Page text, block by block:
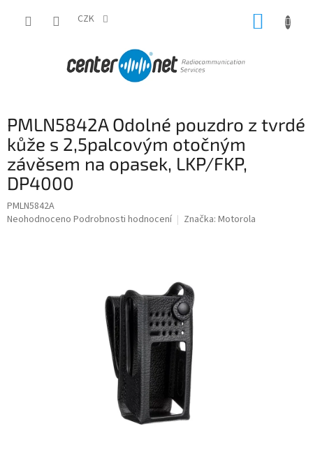
CZK
PMLN5842A Odolné pouzdro z tvrdé
kůže s 2,5palcovým otočným
závěsem na opasek, LKP/FKP,
DP4000
PMLN5842A
Průměrné
Neohodnoceno Podrobnosti hodnocení Značka: Motorola